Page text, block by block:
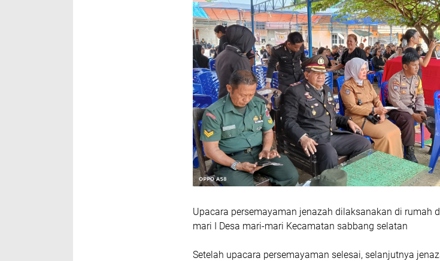
Upacara persemayaman jenazah dilaksanakan di rumah
mari I Desa mari-mari Kecamatan sabbang selatan
Setelah upacara persemayaman selesai, selanjutnya